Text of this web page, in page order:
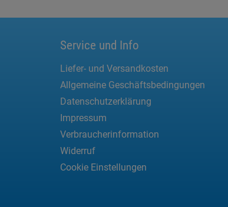
Service und Info
Liefer- und Versandkosten
Allgemeine Geschäftsbedingungen
Datenschutzerklärung
Impressum
Verbraucherinformation
Widerruf
Cookie Einstellungen